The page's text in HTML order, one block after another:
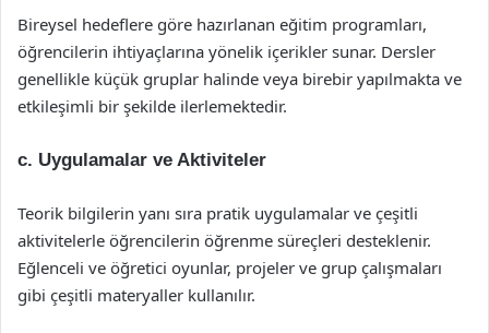
Bireysel hedeflere göre hazırlanan eğitim programları,
öğrencilerin ihtiyaçlarına yönelik içerikler sunar. Dersler
genellikle küçük gruplar halinde veya birebir yapılmakta ve
etkileşimli bir şekilde ilerlemektedir.
c. Uygulamalar ve Aktiviteler
Teorik bilgilerin yanı sıra pratik uygulamalar ve çeşitli
aktivitelerle öğrencilerin öğrenme süreçleri desteklenir.
Eğlenceli ve öğretici oyunlar, projeler ve grup çalışmaları
gibi çeşitli materyaller kullanılır.